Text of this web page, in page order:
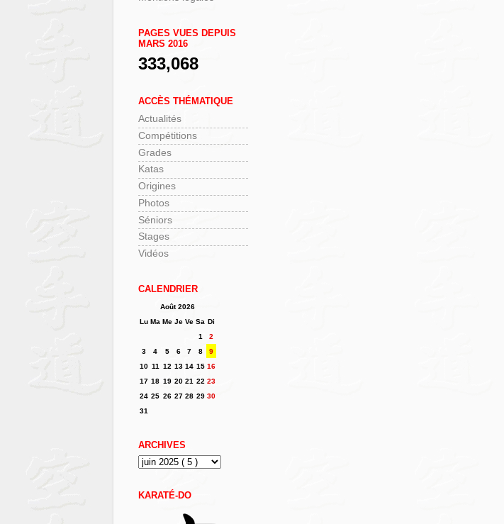
PAGES VUES DEPUIS
MARS 2016
333,068
ACCÈS THÉMATIQUE
Actualités
Compétitions
Grades
Katas
Origines
Photos
Séniors
Stages
Vidéos
CALENDRIER
Août 2026
Lu Ma Me Je Ve Sa Di
1
2
3
4 5 6 7 8
9
10 11 12 13 14 15 16
17 18 19 20 21 22 23
24 25 26 27 28 29 30
31
ARCHIVES
KARATÉ-DO